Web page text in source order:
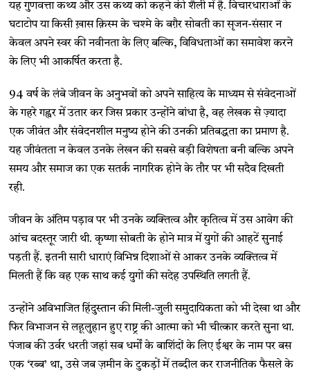
यह गुणवत्ता कथ्य और उस कथ्य को कहने की शैली में है. विचारधाराओं के
घटाटोप या किसी ख़ास क़िस्म के चश्मे के बग़ैर सोबती का सृजन-संसार न
केवल अपने स्वर की नवीनता के लिए बल्कि, विविधताओं का समावेश करने
के लिए भी आकर्षित करता है.
94 वर्ष के लंबे जीवन के अनुभवों को अपने साहित्य के माध्यम से संवेदनाओं
के गहरे गह्वर में उतार कर जिस प्रकार उन्होंने बांधा है, वह लेखक से ज़्यादा
एक जीवंत और संवेदनशील मनुष्य होने की उनकी प्रतिबद्धता का प्रमाण है.
यह जीवंतता न केवल उनके लेखन की सबसे बड़ी विशेषता बनी बल्कि अपने
समय और समाज का एक सतर्क नागरिक होने के तौर पर भी सदैव दिखती
रही.
जीवन के अंतिम पड़ाव पर भी उनके व्यक्तित्व और कृतित्व में उस आवेग की
आंच बदस्तूर जारी थी. कृष्णा सोबती के होने मात्र में युगों की आहटें सुनाई
पड़ती हैं. इतनी सारी धाराएं विभिन्न दिशाओं से आकर उनके व्यक्तित्व में
मिलती हैं कि वह एक साथ कई युगों की सदेह उपस्थिति लगती हैं.
उन्होंने अविभाजित हिंदुस्तान की मिली-जुली समुदायिकता को भी देखा था और
फिर विभाजन से लहूलुहान हुए राष्ट्र की आत्मा को भी चीत्कार करते सुना था.
पंजाब की उर्वर धरती जहां सब धर्मों के बाशिंदों के लिए ईश्वर के नाम पर बस
एक ‘रब्ब’ था, उसे जब ज़मीन के टुकड़ों में तब्दील कर राजनीतिक फैसले के